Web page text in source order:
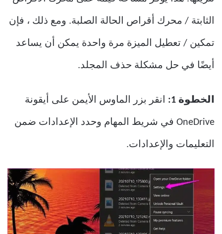
الثابتة / محرك أقراص الحالة الصلبة. ومع ذلك ، فإن
تمكين / تعطيل الميزة مرة واحدة يمكن أن يساعد
أيضًا في حل مشكلة حذف المجلد.
الخطوة 1: انقر بزر الماوس الأيمن على أيقونة
OneDrive في شريط المهام وحدد الإعدادات ضمن
التعليمات والإعدادات.